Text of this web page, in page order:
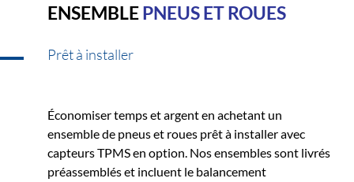
ENSEMBLEPNEUS ET ROUES
Prêt à installer
Économiser temps et argent en achetant un
ensemble de pneus et roues prêt à installer avec
capteurs TPMS en option. Nos ensembles sont livrés
préassemblés et incluent le balancement